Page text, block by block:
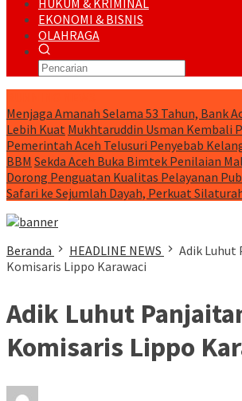
HUKUM & KRIMINAL
EKONOMI & BISNIS
OLAHRAGA
Menjaga Amanah Selama 53 Tahun, Bank
Lebih Kuat Mukhtaruddin Usman Kembali
Pemerintah Aceh Telusuri Penyebab
BBM Sekda Aceh Buka Bimtek Penilaian
Dorong Penguatan Kualitas Pelayanan
Safari ke Sejumlah Dayah, Perkuat
Beranda HEADLINE NEWS
Adik Luhut
Komisaris Lippo Karawaci
Adik Luhut
Komisaris Lippo